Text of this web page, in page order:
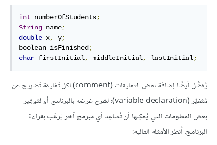
int numberOfStudents;
String name;
double x, y;
boolean isFinished ;
char firstInitial, middleInitial, lastInitial;
يُفضَّل أيضًا إضافة بعض التعليقات (comment) لكل تَعْليمَة تَصْرِيح عن
مُتْغيِّر (variable declaration)؛ لشرح غرضه بالبرنامج أو لتَوفِير
بعض المعلومات التي يُمكِنها أن تُساعِد أي مبرمج آخر يَرغَب بقراءة
البرنامج. اُنظر الأمثلة التالية: